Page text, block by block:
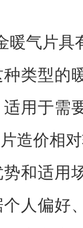
暖气片具
类型的
用于需
造价相
和适用
人偏好